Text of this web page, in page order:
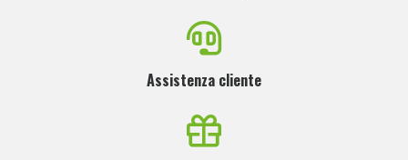
Assistenza cliente